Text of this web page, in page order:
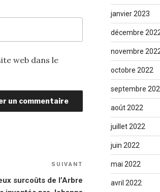
web dans le
SUIVANT
surcoûts de l’Arbre
janvier 2023
décembre
novembre
octobre 2022
septembre
août 2022
juillet 2022
juin 2022
mai 2022
avril 2022